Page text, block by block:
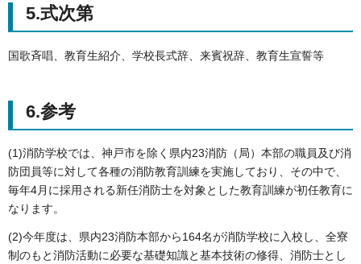
5.式次第
国歌斉唱、教育生紹介、学校長式辞、来賓祝辞、教育生宣誓等
6.参考
(1)消防学校では、神戸市を除く県内23消防（局）本部の職員及び消
防団員等に対して各種の消防教育訓練を実施しており、その中で、
毎年4月に採用される新任消防士を対象とした教育訓練が初任教育に
なります。
(2)今年度は、県内23消防本部から164名が消防学校に入校し、全寮
制のもと消防活動に必要な基礎知識と基本技術の修得、消防士とし